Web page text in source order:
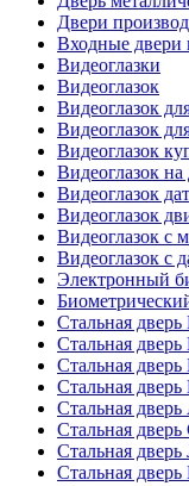
Двери
Входные двери
Видеоглазки
Видеоглазок
Видеоглазок
Видеоглазок
Видеоглазок
Видеоглазок на
Видеоглазок
Видеоглазок
Видеоглазок с
Видеоглазок с
Электронный
Стальная дверь
Стальная дверь
Стальная дверь
Стальная
Стальная
Стальная
Стальная
Стальная дверь